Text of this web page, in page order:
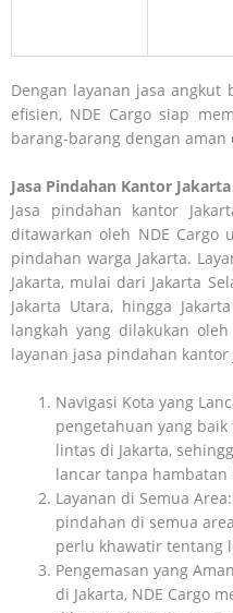
Dengan layanan jasa
efisien, NDE Cargo siap
barang-barang dengan aman
Jasa Pindahan Kantor Jakarta
Jasa pindahan kantor
ditawarkan oleh NDE Cargo
pindahan warga Jakarta.
Jakarta, mulai dari Jakarta
Jakarta Utara, hingga
langkah yang dilakukan
layanan jasa pindahan kantor
Navigasi Kota yang
pengetahuan yang
lintas di Jakarta,
lancar tanpa hambatan
Layanan di Semua
pindahan di semua
perlu khawatir tentang
Pengemasan yang
di Jakarta, NDE Cargo